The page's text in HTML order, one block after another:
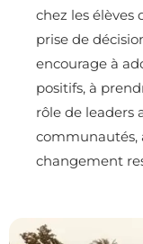
chez les élèves
prise de
encourage à
positifs, à
rôle de leaders
communautés,
changement